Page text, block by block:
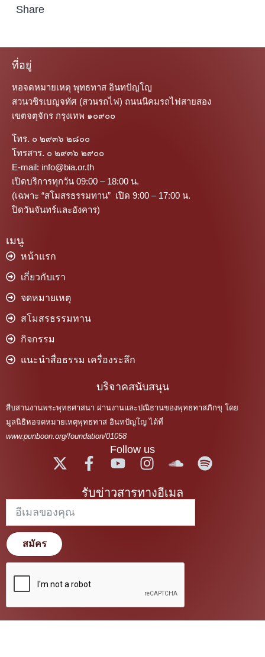
Share
ที่อยู่
หอจดหมายเหตุ พุทธทาส อินทปัญโญ
สวนวชิรเบญจทัศ (สวนรถไฟ) ถนนนิคมรถไฟสายสอง
เขตจตุจักร กรุงเทพ ๑๐๙๐๐
โทร. ๐ ๒๙๓๖ ๒๘๐๐
โทรสาร. ๐ ๒๙๓๖ ๒๙๐๐
E-mail: info@bia.or.th
เปิดบริการทุกวัน 09:00 – 18:00 น.
(เฉพาะ “สโมสรธรรมทาน” เปิด 9:00 – 17:00 น.
ปิดวันจันทร์และอังคาร)
เมนู
หน้าแรก
เกี่ยวกับเรา
จดหมายเหตุ
สโมสรธรรมทาน
กิจกรรม
แนะนำสื่อธรรม เครื่องระลึก
บริจาคสนับสนุน
สืบสานงานพระพุทธศาสนา ผ่านงานและปณิธานของพุทธทาสภิกขุ โดย
มูลนิธิหอจดหมายเหตุพุทธทาส อินทปัญโญ ได้ที่
www.punboon.org/foundation/01058
Follow us
รับข่าวสารทางอีเมล
สมัคร